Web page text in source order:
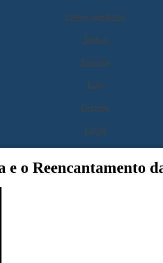
Linhas temáticas
Áudios
Notícias
Loja
Eventos
Login
e o Reencantamento